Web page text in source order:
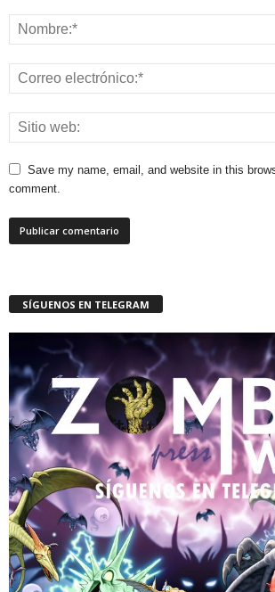
Save my name, email, and website in this
comment.
SÍGUENOS EN TELEGRAM